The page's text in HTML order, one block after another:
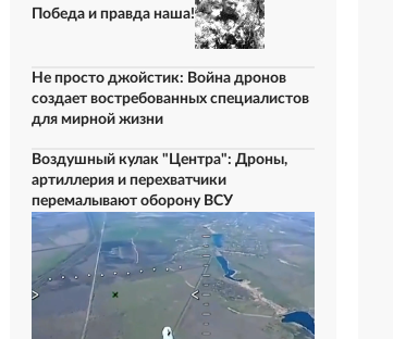
Захарова
прокомментировал
а фестиваль в
Юрмале
Маск сделал
неожиданное
заявление о
завершении СВО
Победа и правда наша!
Не просто джойстик: Война дронов
создает востребованных специалистов
для мирной жизни
Воздушный кулак "Центра": Дроны,
артиллерия и перехватчики
перемалывают оборону ВСУ